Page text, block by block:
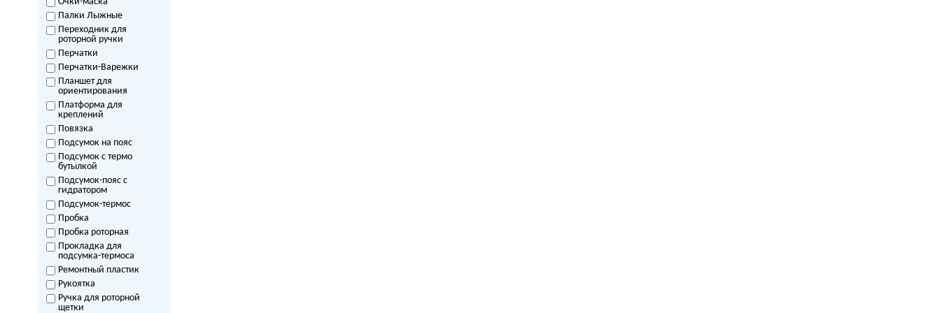
Палки Лыжные
Переходник для
роторной ручки
Перчатки
Перчатки-Варежки
Планшет для
ориентирования
Платформа для
креплений
Повязка
Подсумок на пояс
Подсумок с термо
бутылкой
Подсумок-пояс с
гидратором
Подсумок-термос
Пробка
Пробка роторная
Прокладка для
подсумка-термоса
Ремонтный пластик
Рукоятка
Ручка для роторной
щетки